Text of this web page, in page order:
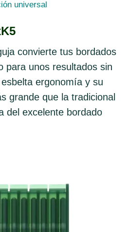
tiene
se
pueden
en
la
página
de
universal
convierte tus bordados
para unos resultados sin
ergonomía y su
grande que la tradicional
del excelente bordado